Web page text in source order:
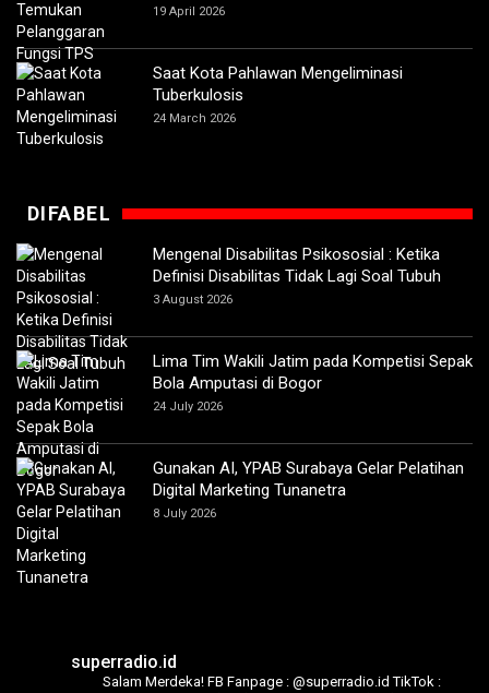
19 April 2026
Saat Kota Pahlawan Mengeliminasi
Tuberkulosis
24 March 2026
DIFABEL
Mengenal Disabilitas Psikososial : Ketika
Definisi Disabilitas Tidak Lagi Soal Tubuh
3 August 2026
Lima Tim Wakili Jatim pada Kompetisi Sepak
Bola Amputasi di Bogor
24 July 2026
Gunakan AI, YPAB Surabaya Gelar Pelatihan
Digital Marketing Tunanetra
8 July 2026
superradio.id
Salam Merdeka! FB Fanpage : @superradio.id TikTok :